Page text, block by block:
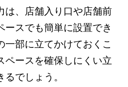
は、店舗入り口や店舗前
ースでも簡単に設置でき
一部に立てかけておくこ
ペースを確保しにくい立
でしょう。